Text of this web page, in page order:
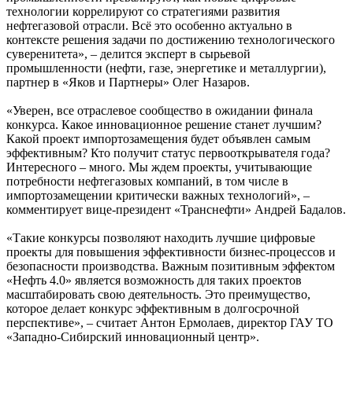
технологии коррелируют со стратегиями развития
нефтегазовой отрасли. Всё это особенно актуально в
контексте решения задачи по достижению технологического
суверенитета», – делится эксперт в сырьевой
промышленности (нефти, газе, энергетике и металлургии),
партнер в «Яков и Партнеры» Олег Назаров.
«Уверен, все отраслевое сообщество в ожидании финала
конкурса. Какое инновационное решение станет лучшим?
Какой проект импортозамещения будет объявлен самым
эффективным? Кто получит статус первооткрывателя года?
Интересного – много. Мы ждем проекты, учитывающие
потребности нефтегазовых компаний, в том числе в
импортозамещении критически важных технологий», –
комментирует вице-президент «Транснефти» Андрей Бадалов.
«Такие конкурсы позволяют находить лучшие цифровые
проекты для повышения эффективности бизнес-процессов и
безопасности производства. Важным позитивным эффектом
«Нефть 4.0» является возможность для таких проектов
масштабировать свою деятельность. Это преимущество,
которое делает конкурс эффективным в долгосрочной
перспективе», – считает Антон Ермолаев, директор ГАУ ТО
«Западно-Сибирский инновационный центр».